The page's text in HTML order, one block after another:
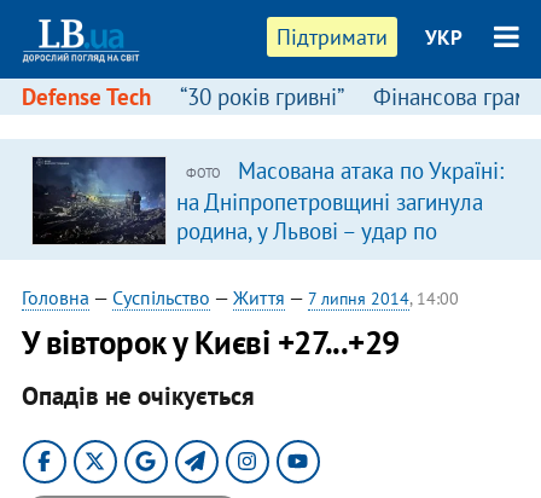
Підтримати УКР
Defense Tech “30 років гривні” Фінансова
ФОТО
Масована атака по Україні:
на Дніпропетровщині загинула
родина, у Львові – удар по
багатоповерхівках
(доповнюється)
Головна — Суспільство — Життя — 7 липня 2014, 14:00
У вівторок у Києві +27...+29
Опадів не очікується